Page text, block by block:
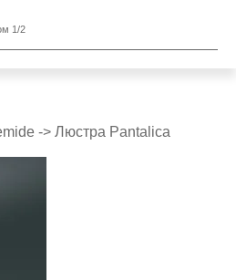
1/2
-> Люстра Pantalica